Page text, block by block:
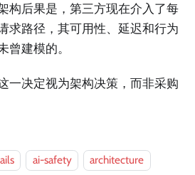
构后果是，第三方现在介入了每
求路径，其可用性、延迟和行为
曾建模的。
一决定视为架构决策，而非采购
ai-safety
architecture